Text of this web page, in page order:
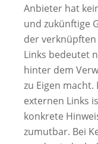
Anbieter hat
und zukünftige
der verknüpften
Links bedeutet
hinter dem
zu Eigen
externen Links
konkrete
zumutbar. Bei